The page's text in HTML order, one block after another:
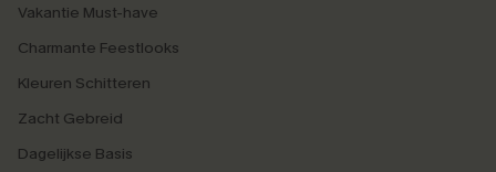
Vakantie Must-have
Charmante Feestlooks
Kleuren Schitteren
Zacht Gebreid
Dagelijkse Basis